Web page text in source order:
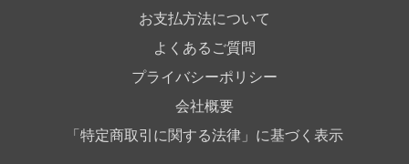
お支払方法について
よくあるご質問
プライバシーポリシー
会社概要
「特定商取引に関する法律」に基づく表示